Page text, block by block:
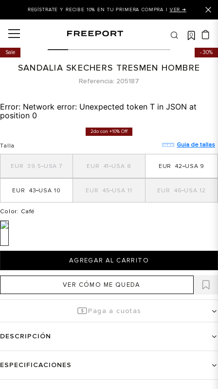
REGÍSTRATE Y RECIBE 10% EN TU PRIMERA COMPRA |VER ➜
0
30%
Sale
SANDALIA SKECHERS TRESMEN HOMBRE
Referencia 205187
Error: Network error: Unexpected token T in JSON at
position 0
2do con +10% Off
Talla Guia de tallas
7
39.5 8
41 9
42
10
43 11
45 12
46
Color: Café
AGREGAR AL CARRITO
VER CÓMO ME QUEDA
Paga a cuotas
DESCRIPCIÓN
ESPECIFICACIONES
balance
balance 327
tommy hilfiger
balance 574
mujer